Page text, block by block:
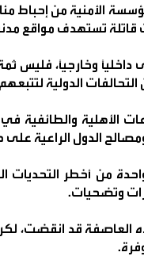
الأمنية من إحباط
قاتلة تستهدف مواقع
وخارجياً، فليس
الدولية
الأهلية والطائفية في
الدول الراعية
من أخطر التحديات
وتضحيات.
العاصفة قد انقضت،